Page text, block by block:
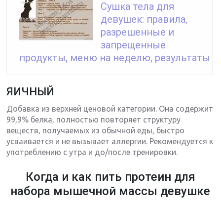
Сушка тела для
девушек: правила,
разрешенные и
запрещенные
продукты, меню на неделю, результаты
ЯИЧНЫЙ
Добавка из верхней ценовой категории. Она содержит
99,9% белка, полностью повторяет структуру
веществ, получаемых из обычной еды, быстро
усваивается и не вызывает аллергии. Рекомендуется к
употреблению с утра и до/после тренировки.
Когда и как пить протеин для
набора мышечной массы девушке